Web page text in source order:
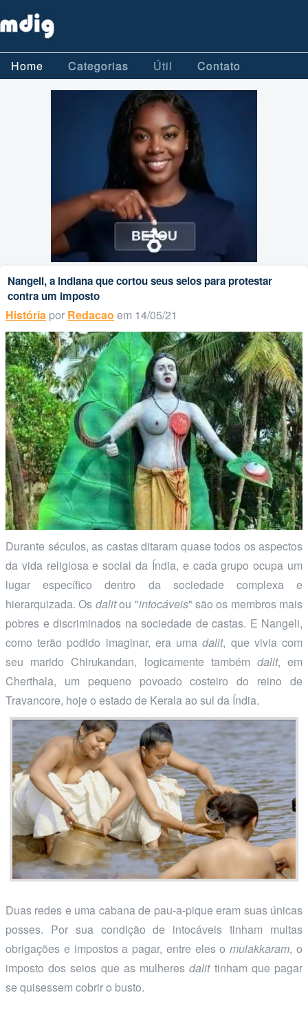
Home Categorias Útil Contato
Nangeli, a indiana que cortou seus seios para protestar
contra um imposto
História por Redacao em 14/05/21
Durante séculos, as castas ditaram quase todos os aspectos
da vida religiosa e social da Índia, e cada grupo ocupa um
lugar específico dentro da sociedade complexa e
hierarquizada. Os dalitou "intocáveis" são os membros mais
pobres e discriminados na sociedade de castas. E Nangeli,
como terão podido imaginar, era umadalit, que vivia com
seu marido Chirukandan, logicamente também dalit, em
Cherthala, um pequeno povoado costeiro do reino de
Travancore, hoje o estado de Kerala ao sul da Índia.
Duas redes e uma cabana de pau-a-pique eram suas únicas
posses. Por sua condição de intocáveis tinham muitas
obrigações e impostos a pagar, entre eles omulakkaram, o
imposto dos seios que as mulheresdalittinham que pagar
se quisessem cobrir o busto.